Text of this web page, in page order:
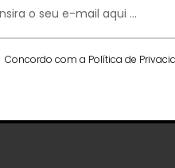
Concordo com a Política de